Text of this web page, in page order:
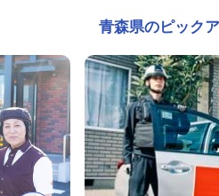
青森県のピック